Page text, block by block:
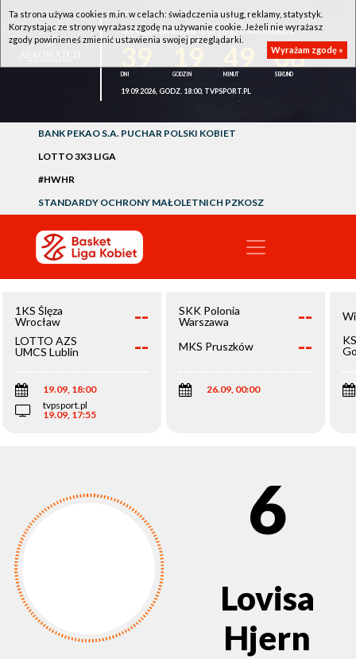
1KS ŚLĘZA WROCŁAW - LOTTO AZS UMCS LUBLIN
08
19.09.2026, GODZ. 18:00, TVPSPORT.PL
BANK PEKAO S.A. PUCHAR POLSKI KOBIET
LOTTO 3X3 LIGA
#HWHR
STANDARDY OCHRONY MAŁOLETNICH PZKOSZ
1KS Ślęza
Wrocław
--
LOTTO AZS
UMCS Lublin
--
19.09, 18:00
tvpsport.pl
19.09, 17:55
SKK Polonia
Warszawa
--
MKS Pruszków --
26.09, 00:00
6
Lovisa
Hjern
Ta strona używa cookies m.in. w celach: świadczenia usług, reklamy, statystyk.
Korzystając ze strony wyrażasz zgodę na używanie cookie. Jeżeli nie wyrażasz
zgody powinieneś zmienić ustawienia swojej przeglądarki.
Wyrażam zgodę »